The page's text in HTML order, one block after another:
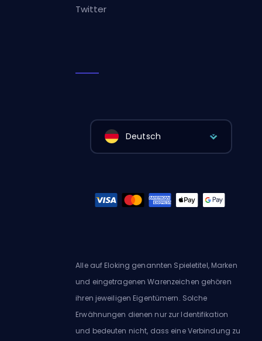
Twitter
Deutsch
Alle auf Eloking genannten Spieletitel, Marken
und eingetragenen Warenzeichen gehören
ihren jeweiligen Eigentümern. Solche
Erwähnungen dienen nur zur Identifikation
und bedeuten nicht, dass eine Verbindung zu